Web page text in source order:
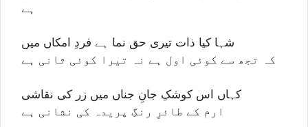
ہے
شہا کیا ذات تیری حق نما ہے فردِ امکاں میں
کہ تجھ سے کوئی اول ہے نہ تیرا کوئی ثانی ہے
کہاں اس کوشکِ جانِ جناں میں زر کی نقاشی
ارم کے طائرِ رنگِ پریدہ کی نشانی ہے